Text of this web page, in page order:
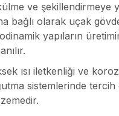
ve şekillendirmeye
bağlı olarak uçak
yapıların
ısı iletkenliği ve
sistemlerinde tercih